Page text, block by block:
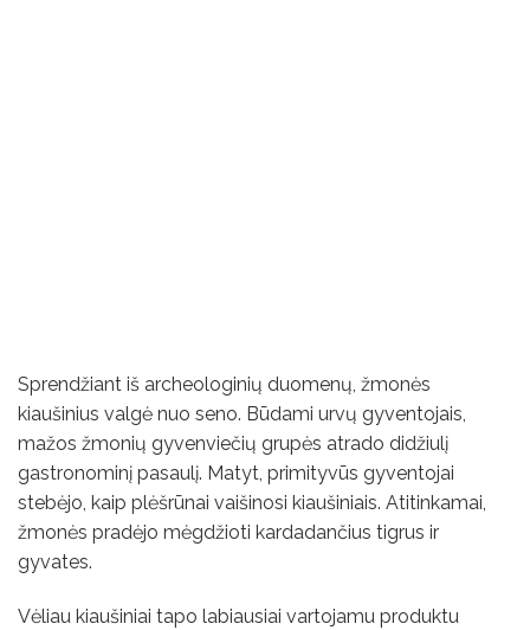
Sprendžiant iš archeologinių duomenų, žmonės
kiaušinius valgė nuo seno. Būdami urvų gyventojais,
mažos žmonių gyvenviečių grupės atrado didžiulį
gastronominį pasaulį. Matyt, primityvūs gyventojai
stebėjo, kaip plėšrūnai vaišinosi kiaušiniais. Atitinkamai,
žmonės pradėjo mėgdžioti kardadančius tigrus ir
gyvates.
Vėliau kiaušiniai tapo labiausiai vartojamu produktu